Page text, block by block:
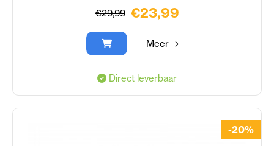
€29,99 €23,99
Meer
Direct leverbaar
-20%